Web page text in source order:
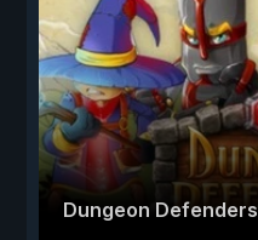
Dungeon Defenders